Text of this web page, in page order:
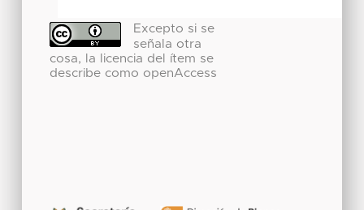
Excepto si se
señala otra
cosa, la licencia del ítem se
describe como openAccess